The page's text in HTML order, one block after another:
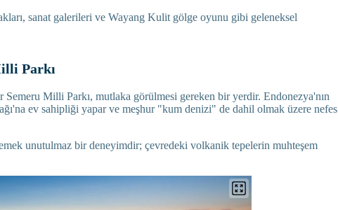
sanat galerileri ve Wayang Kulit gölge oyunu gibi geleneksel
Parkı
Milli Parkı, mutlaka görülmesi gereken bir yerdir. Endonezya'nın
ev sahipliği yapar ve meşhur "kum denizi" de dahil olmak üzere nefes
unutulmaz bir deneyimdir; çevredeki volkanik tepelerin muhteşem